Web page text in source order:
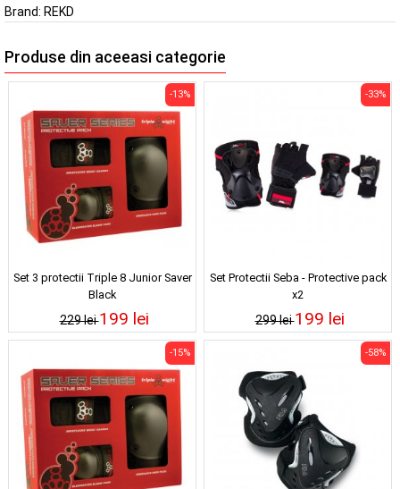
Brand: REKD
Produse din aceeasi categorie
Set 3 protectii Triple 8 Junior Saver
Black
229 lei
-13%
199 lei
Set Protectii Seba - Protective pack
x2
299 lei
-33%
199 lei
-15% -58%